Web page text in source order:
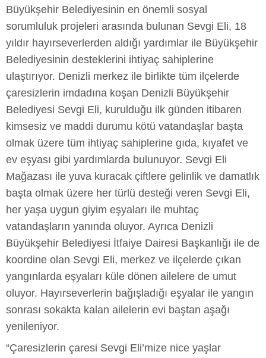
Büyükşehir Belediyesinin en önemli sosyal
sorumluluk projeleri arasında bulunan Sevgi Eli, 18
yıldır hayırseverlerden aldığı yardımlar ile Büyükşehir
Belediyesinin desteklerini ihtiyaç sahiplerine
ulaştırıyor. Denizli merkez ile birlikte tüm ilçelerde
çaresizlerin imdadına koşan Denizli Büyükşehir
Belediyesi Sevgi Eli, kurulduğu ilk günden itibaren
kimsesiz ve maddi durumu kötü vatandaşlar başta
olmak üzere tüm ihtiyaç sahiplerine gıda, kıyafet ve
ev eşyası gibi yardımlarda bulunuyor. Sevgi Eli
Mağazası ile yuva kuracak çiftlere gelinlik ve damatlık
başta olmak üzere her türlü desteği veren Sevgi Eli,
her yaşa uygun giyim eşyaları ile muhtaç
vatandaşların yanında oluyor. Ayrıca Denizli
Büyükşehir Belediyesi İtfaiye Dairesi Başkanlığı ile de
koordine olan Sevgi Eli, merkez ve ilçelerde çıkan
yangınlarda eşyaları küle dönen ailelere de umut
oluyor. Hayırseverlerin bağışladığı eşyalar ile yangın
sonrası sokakta kalan ailelerin evi baştan aşağı
yenileniyor.
“Çaresizlerin çaresi Sevgi Eli’mize nice yaşlar